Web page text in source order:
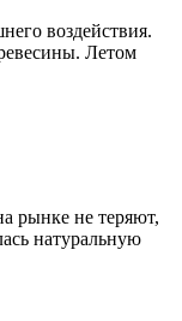
воздействия.
Летом
рынке не теряют,
натуральную